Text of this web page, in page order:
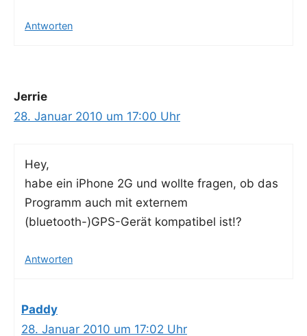
Antworten
Jerrie
28. Januar 2010 um 17:00 Uhr
Hey,
habe ein iPho­ne 2G und woll­te fra­gen, ob das
Pro­gramm auch mit exter­nem
(bluetooth-)GPS-Gerät kom­pa­ti­bel ist!?
Antworten
Paddy
28. Januar 2010 um 17:02 Uhr